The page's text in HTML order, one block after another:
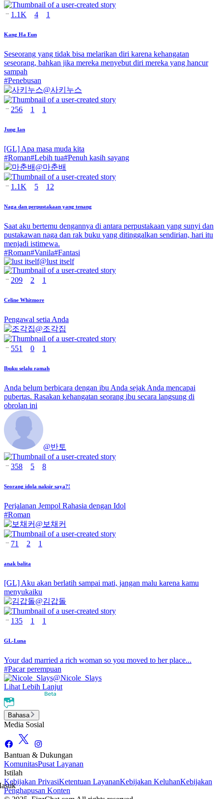
1.1K 4 1
Kang Ha Eun
Seseorang yang tidak bisa melarikan diri karena kehangatan
seseorang, bahkan jika mereka menyebut diri mereka yang hancur
sampah
#Penebusan
@사키누스
256 1 1
Jung Ian
[GL] Apa masa muda kita
#Roman#Lebih tua#Penuh kasih sayang
@마춘배
1.1K 5 12
Naga dan perpustakaan yang tenang
Saat aku bertemu dengannya di antara perpustakaan yang sunyi dan
pustakawan naga dan rak buku yang ditinggalkan sendirian, hari itu
menjadi istimewa.
#Roman#Vanila#Fantasi
@lust itself
209 2 1
Celine Whitmore
Pengawal setia Anda
@조각집
551 0 1
Ibuku selalu ramah
Anda belum berbicara dengan ibu Anda sejak Anda mencapai
pubertas. Rasakan kehangatan seorang ibu secara langsung di
obrolan ini
@반토
358 5 8
Seorang idola naksir saya?!
Perjalanan Jempol Rahasia dengan Idol
#Roman
@ 보채커
71 2 1
anak balita
[GL] Aku akan berlatih sampai mati, jangan malu karena kamu
menyukaiku
@김갑돌
135 1 1
GL-Luna
Your dad married a rich woman so you moved to her place...
#Pacar perempuan
@Nicole_Slays
Lihat Lebih Lanjut
Bahasa
Media Sosial
Bantuan & Dukungan
KomunitasPusat Layanan
Istilah
Kebijakan PrivasiKetentuan LayananKebijakan KeluhanKebijakan
Penghapusan Konten